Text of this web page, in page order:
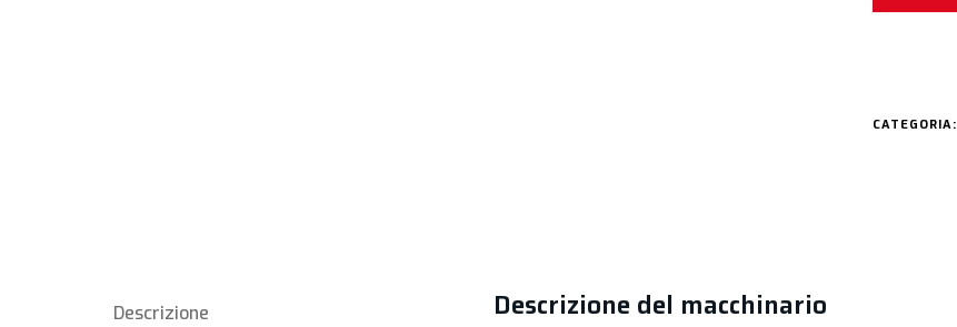
CATEGORIA:
Descrizione Descrizione del macchinario